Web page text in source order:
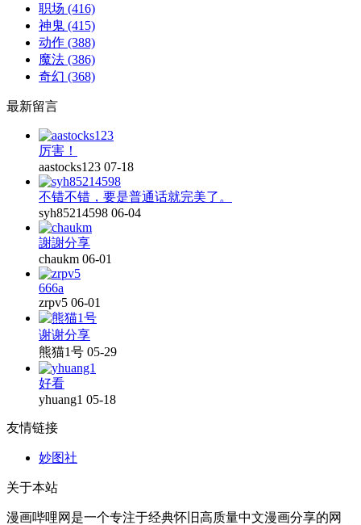
职场 (416)
神鬼 (415)
动作 (388)
魔法 (386)
奇幻 (368)
最新留言
厉害！
aastocks123 07-18
不错不错，要是普通话就完美了。
syh85214598 06-04
謝謝分享
chaukm 06-01
666a
zrpv5 06-01
谢谢分享
熊猫1号 05-29
好看
yhuang1 05-18
友情链接
妙图社
关于本站
漫画哔哩网是一个专注于经典怀旧高质量中文漫画分享的网